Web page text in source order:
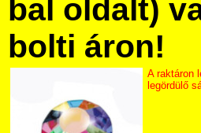
bal oldalt)
bolti áron!
A raktáron
legördülő